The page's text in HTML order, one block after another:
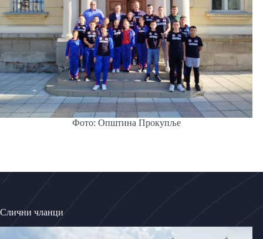
Фото: Општина Прокупље
Слични чланци